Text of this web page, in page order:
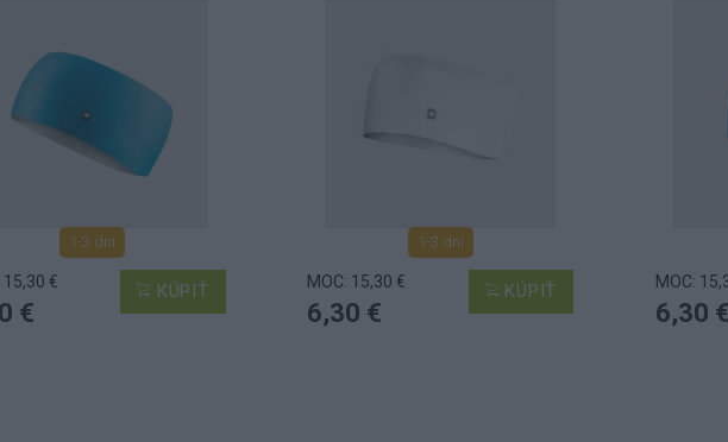
1-3 dní
15,30 €
€
KÚPIŤ
1-3 dní
MOC: 15,30 €
6,30 €
KÚPIŤ MOC:
6,30 €